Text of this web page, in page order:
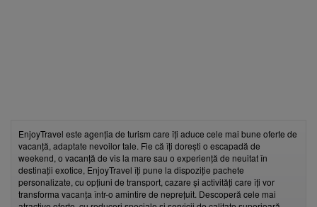
EnjoyTravel este agenția de turism care îți aduce cele mai bune oferte de
vacanță, adaptate nevoilor tale. Fie că îți dorești o escapadă de
weekend, o vacanță de vis la mare sau o experiență de neuitat în
destinații exotice, EnjoyTravel îți pune la dispoziție pachete
personalizate, cu opțiuni de transport, cazare și activități care îți vor
transforma vacanța într-o amintire de neprețuit. Descoperă cele mai